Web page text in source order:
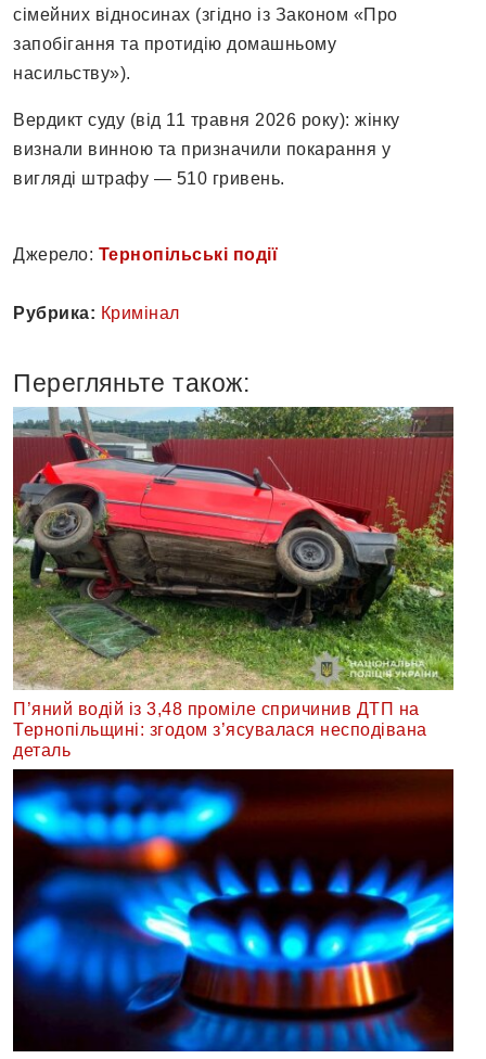
сімейних відносинах (згідно із Законом «Про
запобігання та протидію домашньому
насильству»).
Вердикт суду (від 11 травня 2026 року): жінку
визнали винною та призначили покарання у
вигляді штрафу — 510 гривень.
Джерело: Тернопільські події
Рубрика: Кримінал
Перегляньте також:
П’яний водій із 3,48 проміле спричинив ДТП на
Тернопільщині: згодом з’ясувалася несподівана
деталь